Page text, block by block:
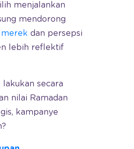
menjalankan
mendorong
merek dan persepsi
lebih reflektif
secara
nilai Ramadan
kampanye